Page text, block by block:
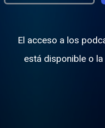
El acceso a los
está disponible o